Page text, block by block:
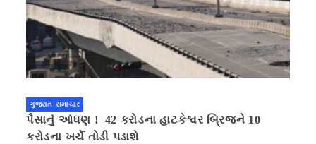
ગુજરાત સમાચાર
પૈસાનું આંધણ ! 42 કરોડના હાટકેશ્વર બ્રિજને 10
કરોડના ખર્ચે તોડી પડાશે